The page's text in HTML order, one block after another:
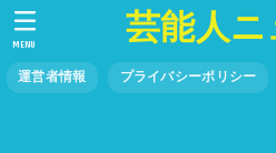
芸能人ニ
運営者情報 プライバシーポリシー
MENU